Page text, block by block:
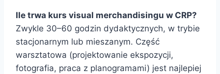
Ile trwa kurs visual merchandisingu w CRP?
Zwykle 30–60 godzin dydaktycznych, w trybie
stacjonarnym lub mieszanym. Część
warsztatowa (projektowanie ekspozycji,
fotografia, praca z planogramami) jest najlepiej